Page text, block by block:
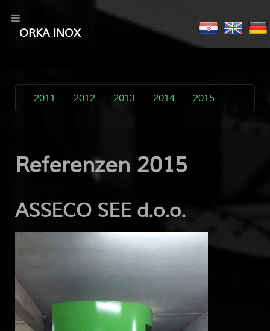
ORKA INOX
2011 2012 2013 2014 2015
Referenzen 2015
ASSECO SEE d.o.o.